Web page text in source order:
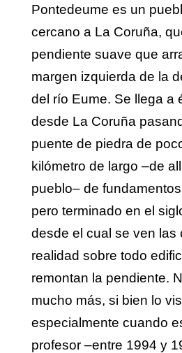
Pontedeume es un
cercano a La Coruña,
pendiente suave que
margen izquierda de la
del río Eume. Se llega a
desde La Coruña
puente de piedra de
kilómetro de largo –de
pueblo– de
pero terminado en el
desde el cual se ven las
realidad sobre todo
remontan la pendiente.
mucho más, si bien lo
especialmente cuando
profesor –entre 1994 y